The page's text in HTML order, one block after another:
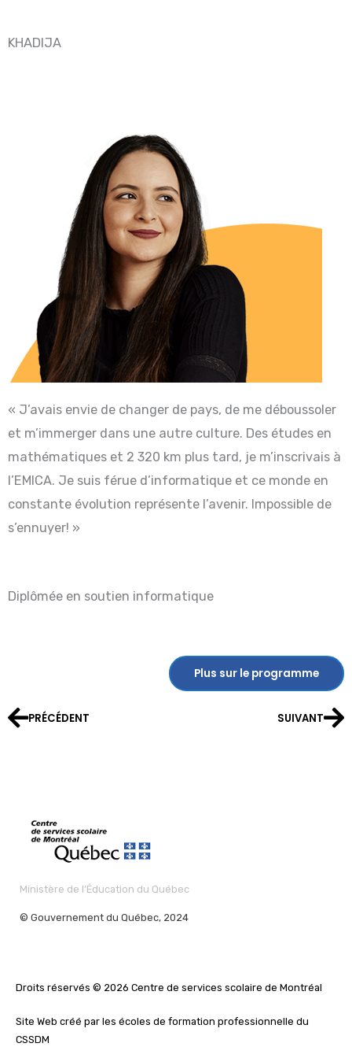
KHADIJA
« J’avais envie de changer de pays, de me déboussoler
et m’immerger dans une autre culture. Des études en
mathématiques et 2 320 km plus tard, je m’inscrivais à
l’EMICA. Je suis férue d’informatique et ce monde en
constante évolution représente l’avenir. Impossible de
s’ennuyer! »
Diplômée en soutien informatique
Plus sur le programme
Précédent
PRÉCÉDENT SUIVANT
Ministère de l’Éducation du Québec
© Gouvernement du Québec, 2024
Droits réservés © 2026 Centre de services scolaire de Montréal
Site Web créé par les écoles de formation professionnelle du
CSSDM